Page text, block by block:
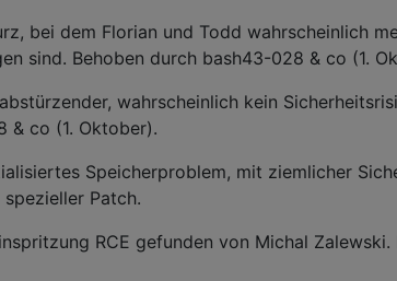
bei dem Florian und Todd wahrscheinlich
sind. Behoben durch bash43-028 & co (1.
wahrscheinlich kein
& co (1. Oktober).
Speicherproblem, mit ziemlicher
Patch.
RCE gefunden von Michal Zalewski.